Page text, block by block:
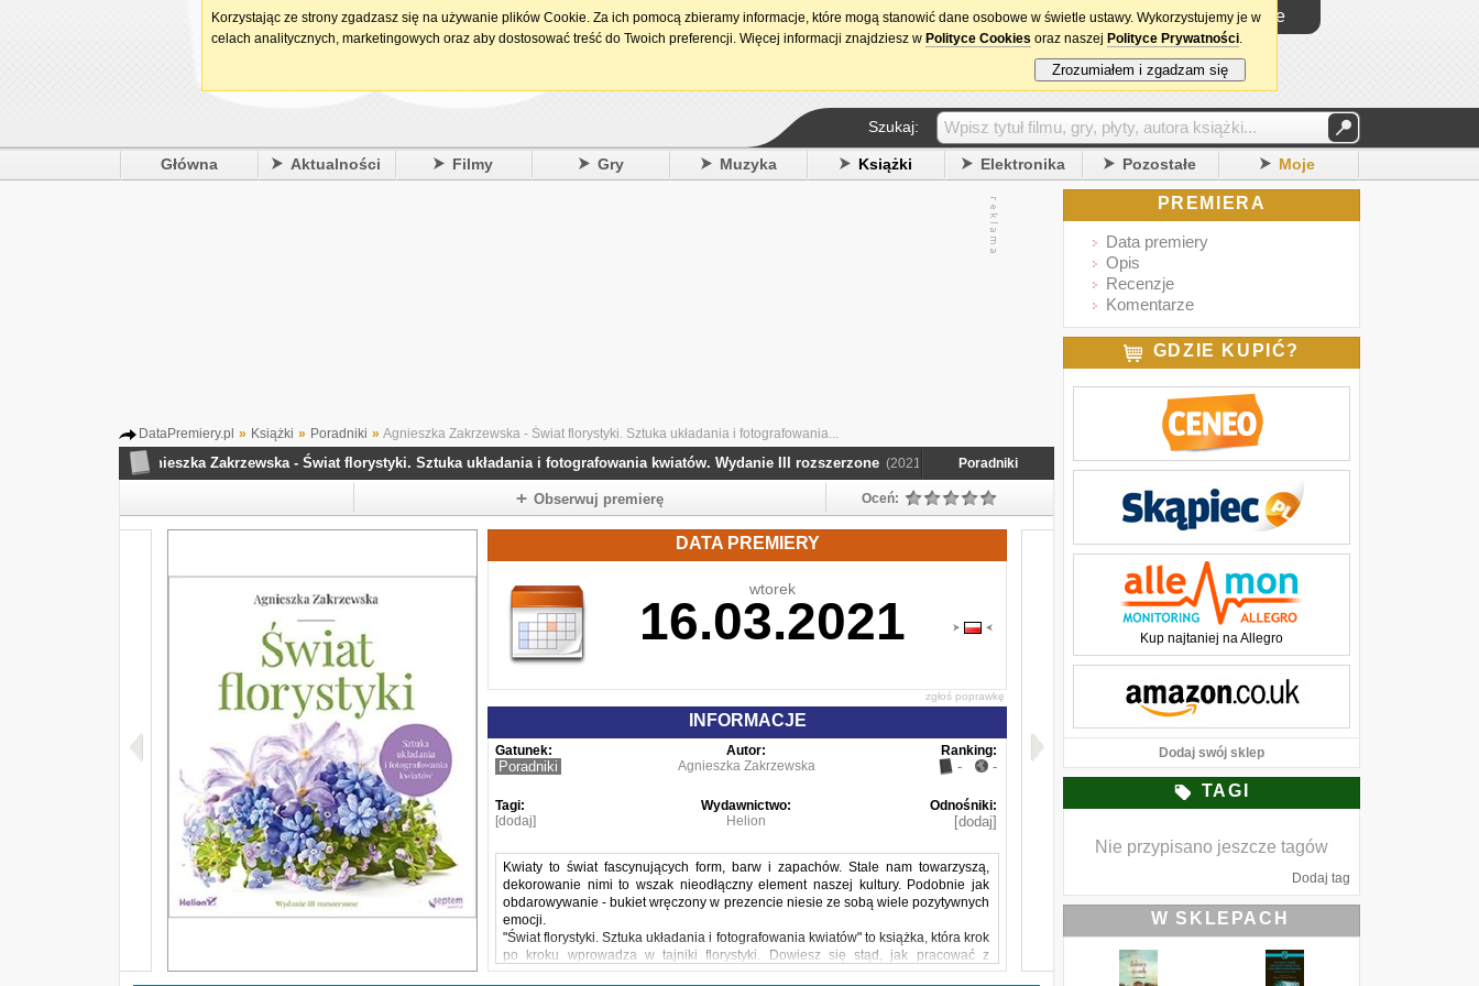
15. urodziny DataPremiery.pl Logowanie
Szukaj:
Główna Aktualności Filmy Gry Muzyka Książki Elektronika Pozostałe Moje
DataPremiery.pl » Książki » Poradniki » Agnieszka Zakrzewska - Świat florystyki. Sztuka układania i fotografowania...
Agnieszka Zakrzewska - Świat florystyki. Sztuka układania i fotografowania kwiatów. Wydanie III rozszerzone (2021) Poradniki
Obserwuj premierę Oceń:
DATA PREMIERY
wtorek
16.03.2021
zgłoś poprawkę
INFORMACJE
Gatunek:
Poradniki
Autor:
Agnieszka Zakrzewska
Ranking:
- -
Tagi:
[dodaj]
Wydawnictwo:
Helion
Odnośniki:
[dodaj]
Kwiaty to świat fascynujących form, barw i zapachów. Stale nam towarzyszą,
dekorowanie nimi to wszak nieodłączny element naszej kultury. Podobnie jak
obdarowywanie - bukiet wręczony w prezencie niesie ze sobą wiele pozytywnych
emocji.
"Świat florystyki. Sztuka układania i fotografowania kwiatów" to książka, która krok
po kroku wprowadza w tajniki florystyki. Dowiesz się stąd, jak pracować z
kwiatami i jak tworzyć z nich przepiękne aranżacje na wszelkie okazje - łączyć
PREMIERA
Data premiery
Opis
Recenzje
Komentarze
GDZIE KUPIĆ?
Kup najtaniej na Allegro
Dodaj swój sklep
TAGI
Nie przypisano jeszcze tagów
Dodaj tag
W SKLEPACH
Korzystając ze strony zgadzasz się na używanie plików Cookie. Za ich pomocą zbieramy informacje, które mogą stanowić dane osobowe w świetle ustawy. Wykorzystujemy je w
celach analitycznych, marketingowych oraz aby dostosować treść do Twoich preferencji. Więcej informacji znajdziesz w Polityce Cookies oraz naszej Polityce Prywatności.
Zrozumiałem i zgadzam się